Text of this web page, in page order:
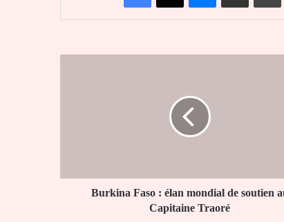
Capitaine
Burkina Faso : élan mondial de soutien
Capitaine Traoré